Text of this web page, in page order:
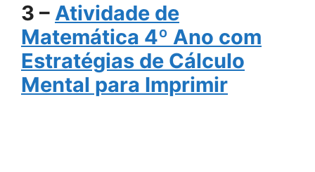
3 – Atividade de
Matemática 4º Ano com
Estratégias de Cálculo
Mental para Imprimir